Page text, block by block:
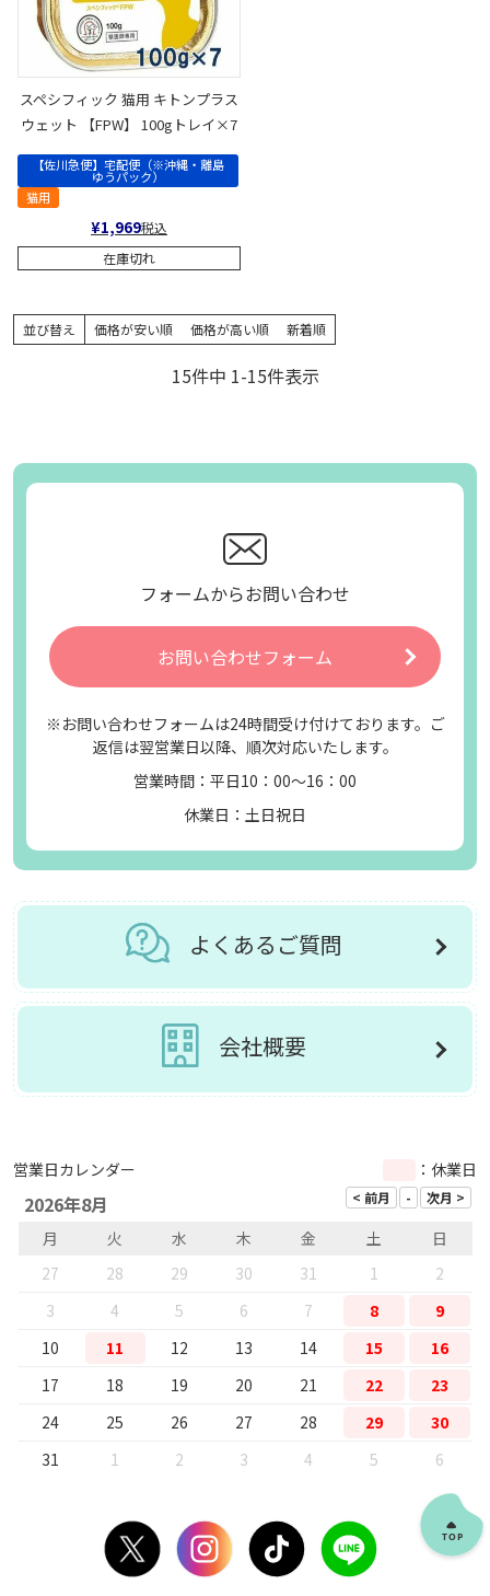
スペシフィック 猫用 キトンプラス
ウェット 【FPW】 100gトレイ×7
【佐川急便】宅配便（※沖縄・離島
ゆうパック）
猫用
¥1,969税込
在庫切れ
並び替え 価格が安い順 価格が高い順 新着順
15件中 1-15件表示
フォームからお問い合わせ
お問い合わせフォーム
※お問い合わせフォームは24時間受け付けております。ご
返信は翌営業日以降、順次対応いたします。
営業時間：平日10：00～16：00
休業日：土日祝日
よくあるご質問
会社概要
営業日カレンダー ：休業日
2026年8月
月 火 水 木 金 土
日
27
28 29 30 31 1
2
3
4 5 6 7 8
9
10
11 12 13 14 15
16
17
18 19 20 21 22
23
24
25 26 27 28 29
30
31
1 2 3 4 5 6